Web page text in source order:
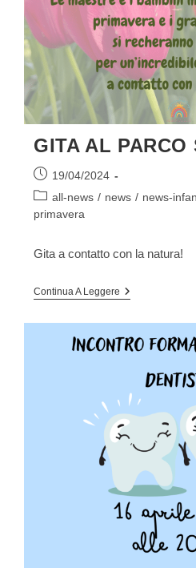
GITA AL PARCO
Articolo
pubblicato:
19/04/2024
Categoria
dell'articolo:
all-news / news / news-
primavera
Gita a contatto con la natura!
Continua A Leggere GITA